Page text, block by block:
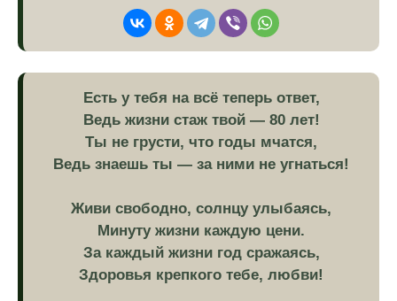
Есть у тебя на всё теперь ответ,
Ведь жизни стаж твой — 80 лет!
Ты не грусти, что годы мчатся,
Ведь знаешь ты — за ними не угнаться!
Живи свободно, солнцу улыбаясь,
Минуту жизни каждую цени.
За каждый жизни год сражаясь,
Здоровья крепкого тебе, любви!